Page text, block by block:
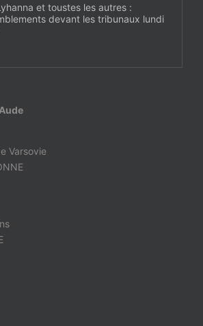
et toustes les autres :
devant les tribunaux lundi
Varsovie